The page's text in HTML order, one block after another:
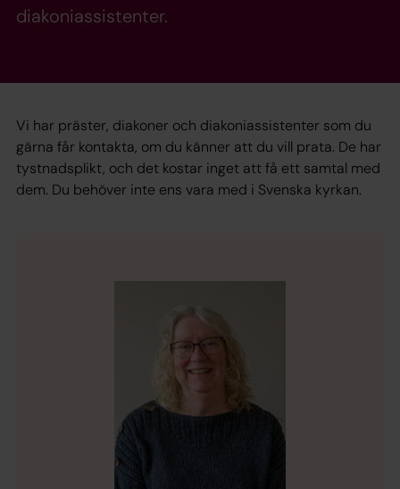
diakoniassistenter.
Vi har präster, diakoner och diakoniassistenter som du
gärna får kontakta, om du känner att du vill prata. De har
tystnadsplikt, och det kostar inget att få ett samtal med
dem. Du behöver inte ens vara med i Svenska kyrkan.